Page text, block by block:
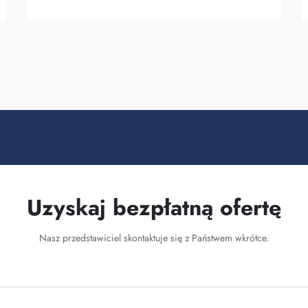
Uzyskaj bezpłatną ofertę
Nasz przedstawiciel skontaktuje się z Państwem wkrótce.